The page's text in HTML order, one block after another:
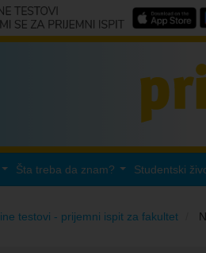
Šta treba da znam? Studentski
testovi - prijemni ispit za fakultet